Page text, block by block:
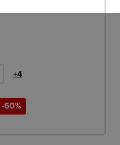
+4
-60%